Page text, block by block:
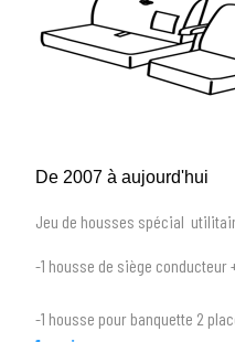
De 2007 à aujourd'hui
Jeu de housses spécial
-1 housse de siège conducteur
-1 housse pour banquette 2